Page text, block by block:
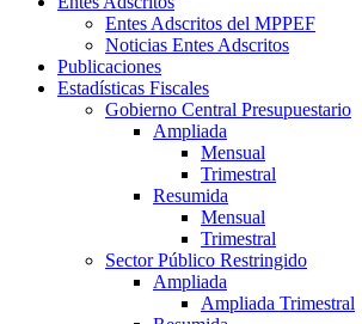
Entes Adscritos del MPPEF
Noticias Entes Adscritos
Publicaciones
Estadísticas Fiscales
Gobierno Central Presupuestario
Ampliada
Mensual
Trimestral
Resumida
Mensual
Trimestral
Sector Público Restringido
Ampliada
Ampliada Trimestral